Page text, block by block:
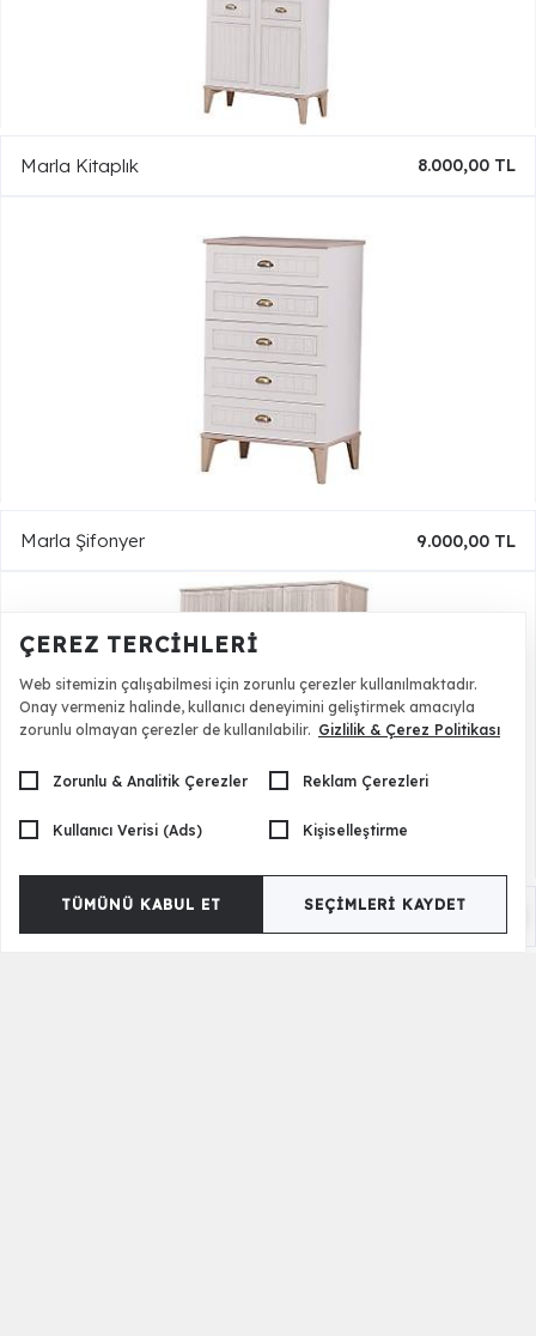
Marla Kitaplık 8.000,00 TL
Marla Şifonyer 9.000,00 TL
Reflect 3 Kapılı Gardrop 20.500,00 TL
ÇEREZ TERCIHLERI
Web sitemizin çalışabilmesi için zorunlu çerezler kullanılmaktadır.
Onay vermeniz halinde, kullanıcı deneyimini geliştirmek amacıyla
zorunlu olmayan çerezler de kullanılabilir. Gizlilik & Çerez Politikası
Zorunlu & Analitik Çerezler Reklam Çerezleri
Kullanıcı Verisi (Ads) Kişiselleştirme
TÜMÜNÜ KABUL ET SEÇIMLERI KAYDET